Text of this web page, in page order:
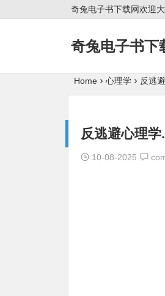
奇兔电子书下载网欢迎大
奇兔电子书下
Home 心理学 反逃
反逃避心理学
10-08-2025